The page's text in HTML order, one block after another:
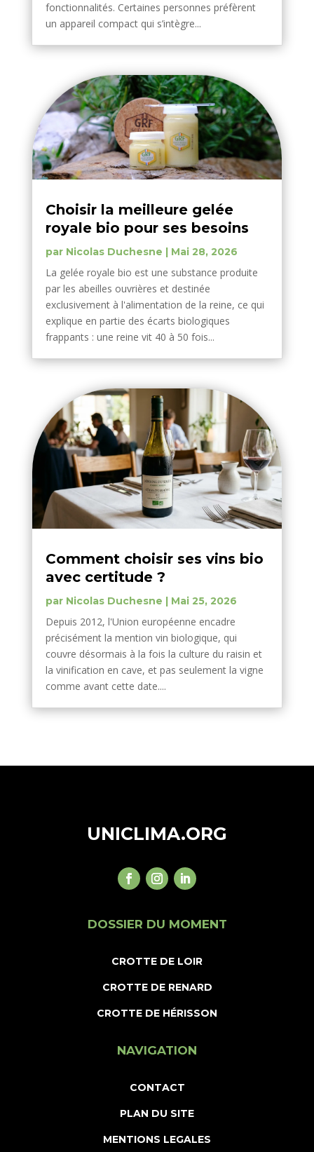
fonctionnalités. Certaines personnes préfèrent
un appareil compact qui s’intègre...
Choisir la meilleure gelée
royale bio pour ses besoins
par Nicolas Duchesne | Mai 28, 2026
La gelée royale bio est une substance produite
par les abeilles ouvrières et destinée
exclusivement à l'alimentation de la reine, ce qui
explique en partie des écarts biologiques
frappants : une reine vit 40 à 50 fois...
Comment choisir ses vins bio
avec certitude ?
par Nicolas Duchesne | Mai 25, 2026
Depuis 2012, l'Union européenne encadre
précisément la mention vin biologique, qui
couvre désormais à la fois la culture du raisin et
la vinification en cave, et pas seulement la vigne
comme avant cette date....
UNICLIMA.ORG
DOSSIER DU MOMENT
CROTTE DE LOIR
CROTTE DE RENARD
CROTTE DE HÉRISSON
NAVIGATION
CONTACT
PLAN DU SITE
MENTIONS LEGALES